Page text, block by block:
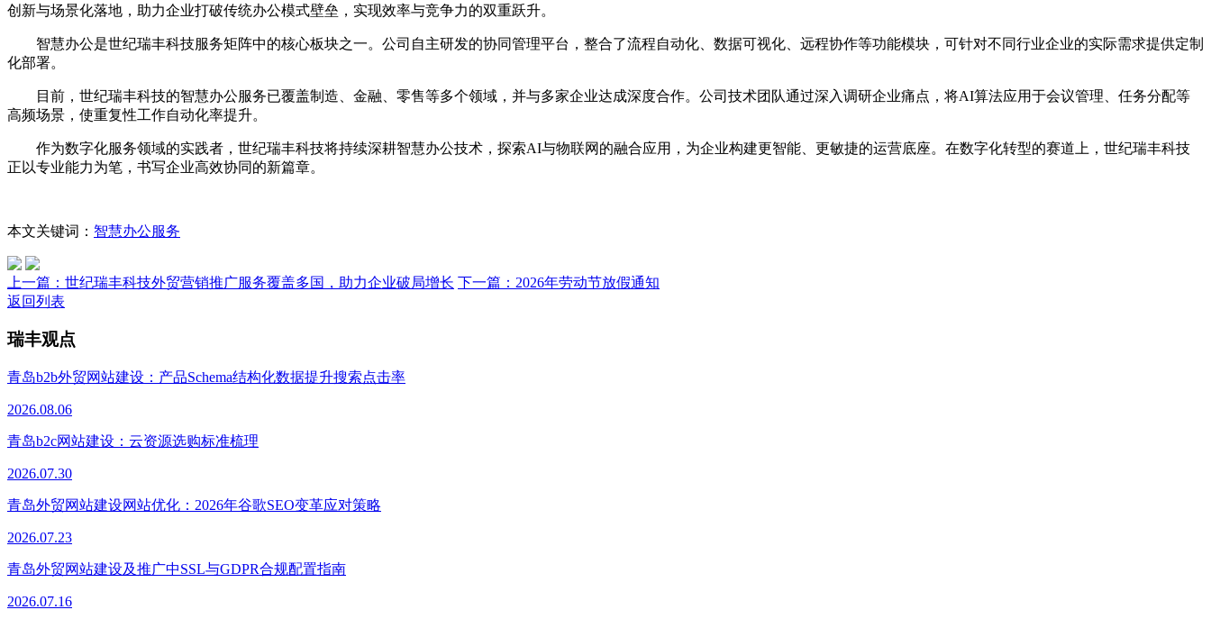
创新与场景化落地，助力企业打破传统办公模式壁垒，实现效率与竞争力的双重跃升。
智慧办公是世纪瑞丰科技服务矩阵中的核心板块之一。公司自主研发的协同管理平台，整合了流程自动化、数据可视化、远程协作等功能模块，可针对不同行业企业的实际需求提供定制
化部署。
目前，世纪瑞丰科技的智慧办公服务已覆盖制造、金融、零售等多个领域，并与多家企业达成深度合作。公司技术团队通过深入调研企业痛点，将AI算法应用于会议管理、任务分配等
高频场景，使重复性工作自动化率提升。
作为数字化服务领域的实践者，世纪瑞丰科技将持续深耕智慧办公技术，探索AI与物联网的融合应用，为企业构建更智能、更敏捷的运营底座。在数字化转型的赛道上，世纪瑞丰科技
正以专业能力为笔，书写企业高效协同的新篇章。
本文关键词： 智慧办公服务
上一篇： 世纪瑞丰科技外贸营销推广服务覆盖多国，助力企业破局增长 下一篇： 2026年劳动节放假通知
返回列表
瑞丰观点
青岛b2b外贸网站建设：产品Schema结构化数据提升搜索点击率
2026.08.06
青岛b2c网站建设：云资源选购标准梳理
2026.07.30
青岛外贸网站建设网站优化：2026年谷歌SEO变革应对策略
2026.07.23
青岛外贸网站建设及推广中SSL与GDPR合规配置指南
2026.07.16